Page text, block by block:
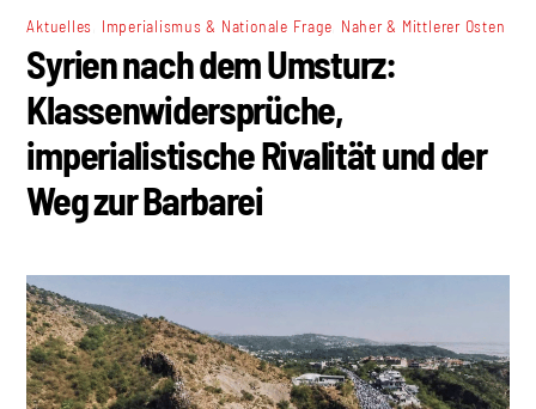
Aktuelles Imperialismus & Nationale Frage Naher & Mittlerer Osten
Syrien nach dem Umsturz:
Klassenwidersprüche,
imperialistische Rivalität und der
Weg zur Barbarei